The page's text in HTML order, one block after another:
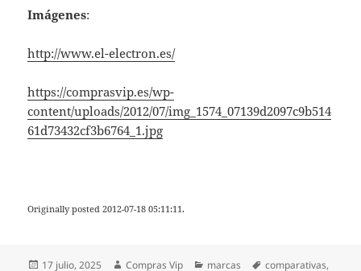
Imágenes:
http://www.el-electron.es/
https://comprasvip.es/wp-
content/uploads/2012/07/img_1574_07139d2097c9b514
61d73432cf3b6764_1.jpg
Originally posted 2012-07-18 05:11:11.
Publicado
17 julio, 2025 Autor
Compras Vip Categorías
marcas Etiquetas
comparativas,